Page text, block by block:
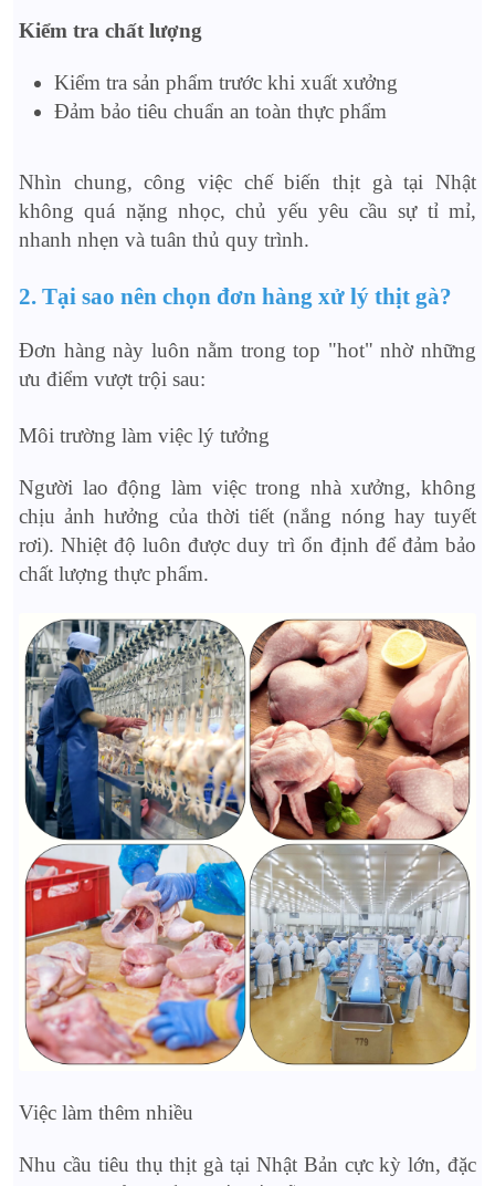
Kiểm tra chất lượng
Kiểm tra sản phẩm trước khi xuất xưởng
Đảm bảo tiêu chuẩn an toàn thực phẩm
Nhìn chung, công việc chế biến thịt gà tại Nhật
không quá nặng nhọc, chủ yếu yêu cầu sự tỉ mỉ,
nhanh nhẹn và tuân thủ quy trình.
2. Tại sao nên chọn đơn hàng xử lý thịt gà?
Đơn hàng này luôn nằm trong top "hot" nhờ những
ưu điểm vượt trội sau:
Môi trường làm việc lý tưởng
Người lao động làm việc trong nhà xưởng, không
chịu ảnh hưởng của thời tiết (nắng nóng hay tuyết
rơi). Nhiệt độ luôn được duy trì ổn định để đảm bảo
chất lượng thực phẩm.
Việc làm thêm nhiều
Nhu cầu tiêu thụ thịt gà tại Nhật Bản cực kỳ lớn, đặc